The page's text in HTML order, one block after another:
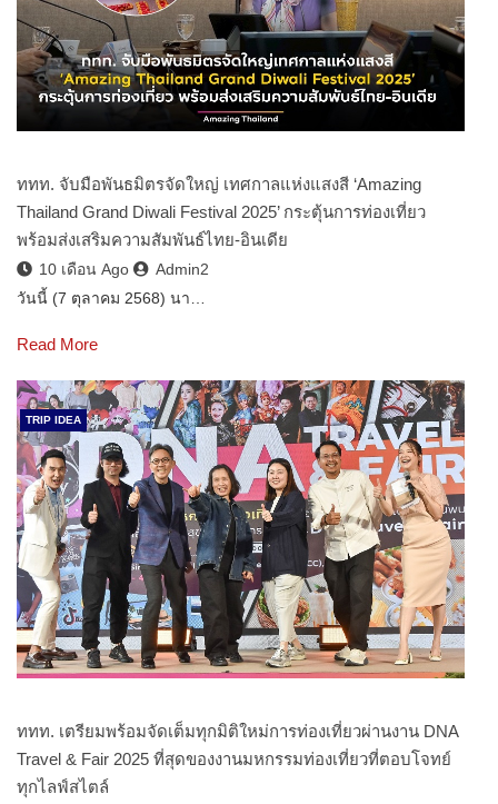
ททท. จับมือพันธมิตรจัดใหญ่ เทศกาลแห่งแสงสี ‘Amazing
Thailand Grand Diwali Festival 2025’ กระตุ้นการท่องเที่ยว
พร้อมส่งเสริมความสัมพันธ์ไทย-อินเดีย
10 เดือน Ago
Admin2
วันนี้ (7 ตุลาคม 2568) นา…
Read More
TRIP IDEA
ททท. เตรียมพร้อมจัดเต็มทุกมิติใหม่การท่องเที่ยวผ่านงาน DNA
Travel & Fair 2025 ที่สุดของงานมหกรรมท่องเที่ยวที่ตอบโจทย์
ทุกไลฟ์สไตล์